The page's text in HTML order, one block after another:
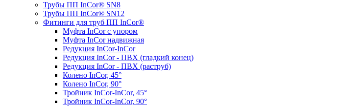
Трубы ПП InCor® SN8
Трубы ПП InCor® SN12
Фитинги для труб ПП InCor®
Муфта InCor с упором
Муфта InCor надвижная
Редукция InCor-InCor
Редукция InCor - ПВХ (гладкий конец)
Редукция InCor - ПВХ (раструб)
Колено InCor, 45°
Колено InCor, 90°
Тройник InCor-InCor, 45°
Тройник InCor-InCor, 90°